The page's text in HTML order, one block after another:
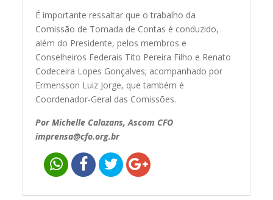
É importante ressaltar que o trabalho da
Comissão de Tomada de Contas é conduzido,
além do Presidente, pelos membros e
Conselheiros Federais Tito Pereira Filho e Renato
Codeceira Lopes Gonçalves; acompanhado por
Ermensson Luiz Jorge, que também é
Coordenador-Geral das Comissões.
Por Michelle Calazans, Ascom CFO
imprensa@cfo.org.br